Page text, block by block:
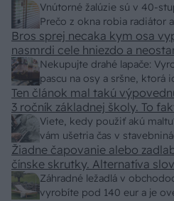
Vnútorné žalúzie sú v 40-
Prečo z okna robia radiátor
tienenia na spôsob markízy
predajcovia idú okolo 100 eur
Nekupujte drahé lapače:
pascu na osy a sršne, ktorá
Bros sprej necaka kym osa
nasmrdi cele hniezdo a
pasca naucinke moc
Viete, kedy použiť akú
vám ušetria čas v
Ten článok mal takú
3 ročník základnej školy. To fakt? AI alebo nejaka kniha
z VŠ? Dnešné rychlotvrdnuce malty - pevnosť 40 Mpa a
doba schnutia tak 15 minut , k
Záhradné ležadlá v
vyrobíte pod 140 eur a je
Žiadne čapovanie alebo
čínske skrutky. Alternatíva
pevnosti. Autor si nedal veľa
spracovaním, škoda. No lepšie